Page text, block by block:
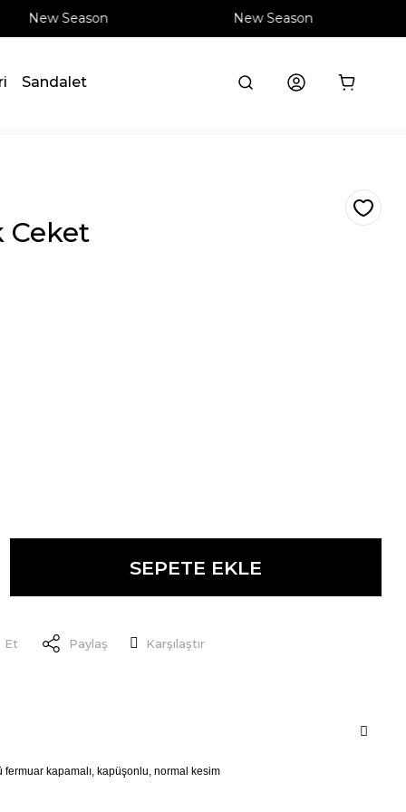
New Season New Season
Sandalet
Ceket
SEPETE EKLE
Et Paylaş Karşılaştır
kapamalı, kapüşonlu, normal kesim